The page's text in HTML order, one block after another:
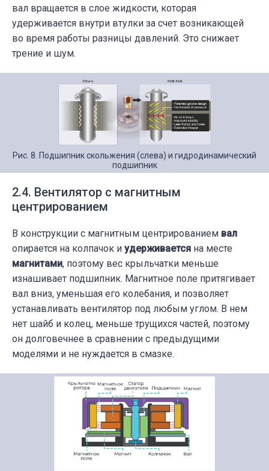
вал вращается в слое жидкости, которая
удерживается внутри втулки за счет возникающей
во время работы разницы давлений. Это снижает
трение и шум.
Рис. 8. Подшипник скольжения (слева) и гидродинамический
подшипник
2.4. Вентилятор с магнитным
центрированием
В конструкции с магнитным центрированием вал
опирается на колпачок и удерживается на месте
магнитами, поэтому вес крыльчатки меньше
изнашивает подшипник. Магнитное поле притягивает
вал вниз, уменьшая его колебания, и позволяет
устанавливать вентилятор под любым углом. В нем
нет шайб и колец, меньше трущихся частей, поэтому
он долговечнее в сравнении с предыдущими
моделями и не нуждается в смазке.